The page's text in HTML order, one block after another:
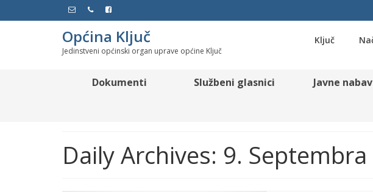
Općina Ključ
Jedinstveni općinski organ uprave općine Ključ
Ključ
Dokumenti Službeni glasnici Javne
Daily Archives: 9.